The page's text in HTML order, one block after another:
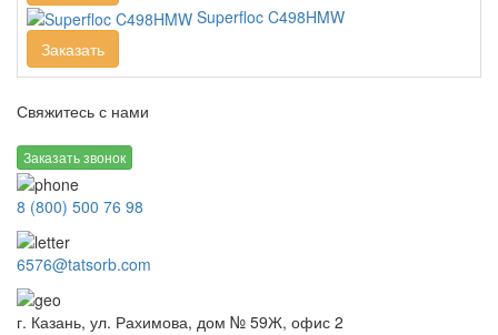
Superfloc C498HMW
Заказать
Свяжитесь с нами
Заказать звонок
8 (800) 500 76 98
6576@tatsorb.com
г. Казань, ул. Рахимова, дом № 59Ж, офис 2